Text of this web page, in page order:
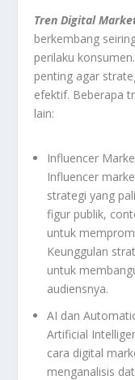
Tren Digital
berkembang
perilaku
penting agar
efektif. Beberapa
lain:
Influencer
Influencer
strategi yang
figur publik,
untuk
Keunggulan
untuk
audiensnya.
AI dan
Artificial
cara digital
menganalisis